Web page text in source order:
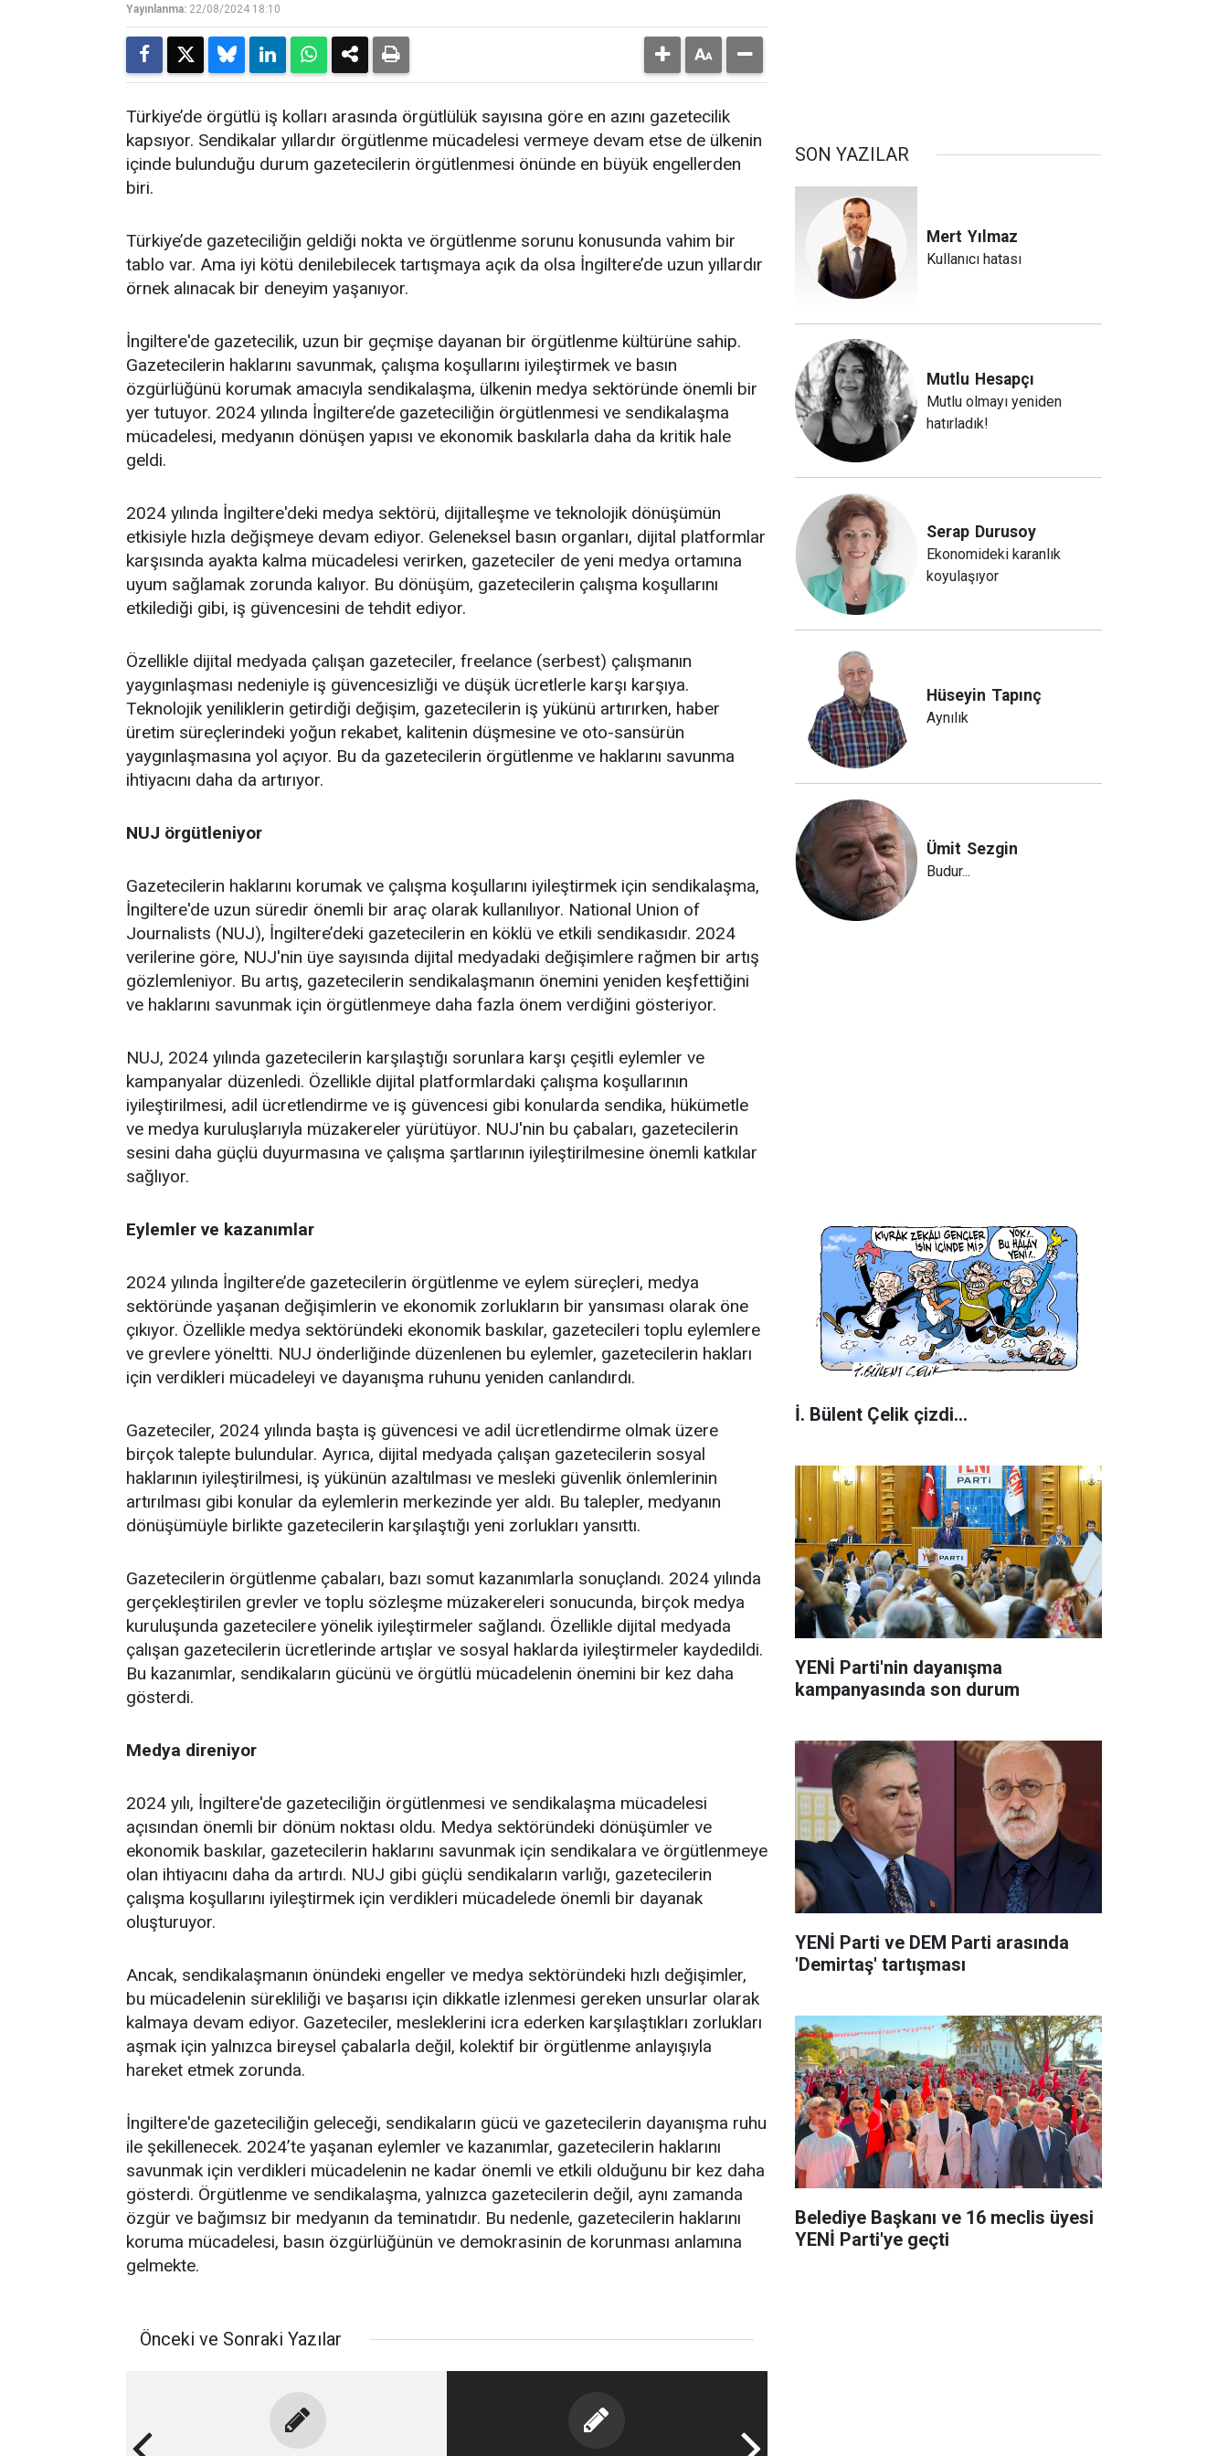
Yayınlanma: 22/08/2024 18:10
Türkiye’de örgütlü iş kolları arasında örgütlülük sayısına göre en azını gazetecilik
kapsıyor. Sendikalar yıllardır örgütlenme mücadelesi vermeye devam etse de ülkenin
içinde bulunduğu durum gazetecilerin örgütlenmesi önünde en büyük engellerden
biri.
Türkiye’de gazeteciliğin geldiği nokta ve örgütlenme sorunu konusunda vahim bir
tablo var. Ama iyi kötü denilebilecek tartışmaya açık da olsa İngiltere’de uzun yıllardır
örnek alınacak bir deneyim yaşanıyor.
İngiltere'de gazetecilik, uzun bir geçmişe dayanan bir örgütlenme kültürüne sahip.
Gazetecilerin haklarını savunmak, çalışma koşullarını iyileştirmek ve basın
özgürlüğünü korumak amacıyla sendikalaşma, ülkenin medya sektöründe önemli bir
yer tutuyor. 2024 yılında İngiltere’de gazeteciliğin örgütlenmesi ve sendikalaşma
mücadelesi, medyanın dönüşen yapısı ve ekonomik baskılarla daha da kritik hale
geldi.
2024 yılında İngiltere'deki medya sektörü, dijitalleşme ve teknolojik dönüşümün
etkisiyle hızla değişmeye devam ediyor. Geleneksel basın organları, dijital platformlar
karşısında ayakta kalma mücadelesi verirken, gazeteciler de yeni medya ortamına
uyum sağlamak zorunda kalıyor. Bu dönüşüm, gazetecilerin çalışma koşullarını
etkilediği gibi, iş güvencesini de tehdit ediyor.
Özellikle dijital medyada çalışan gazeteciler, freelance (serbest) çalışmanın
yaygınlaşması nedeniyle iş güvencesizliği ve düşük ücretlerle karşı karşıya.
Teknolojik yeniliklerin getirdiği değişim, gazetecilerin iş yükünü artırırken, haber
üretim süreçlerindeki yoğun rekabet, kalitenin düşmesine ve oto-sansürün
yaygınlaşmasına yol açıyor. Bu da gazetecilerin örgütlenme ve haklarını savunma
ihtiyacını daha da artırıyor.
NUJ örgütleniyor
Gazetecilerin haklarını korumak ve çalışma koşullarını iyileştirmek için sendikalaşma,
İngiltere'de uzun süredir önemli bir araç olarak kullanılıyor. National Union of
Journalists (NUJ), İngiltere’deki gazetecilerin en köklü ve etkili sendikasıdır. 2024
verilerine göre, NUJ'nin üye sayısında dijital medyadaki değişimlere rağmen bir artış
gözlemleniyor. Bu artış, gazetecilerin sendikalaşmanın önemini yeniden keşfettiğini
ve haklarını savunmak için örgütlenmeye daha fazla önem verdiğini gösteriyor.
NUJ, 2024 yılında gazetecilerin karşılaştığı sorunlara karşı çeşitli eylemler ve
kampanyalar düzenledi. Özellikle dijital platformlardaki çalışma koşullarının
iyileştirilmesi, adil ücretlendirme ve iş güvencesi gibi konularda sendika, hükümetle
ve medya kuruluşlarıyla müzakereler yürütüyor. NUJ'nin bu çabaları, gazetecilerin
sesini daha güçlü duyurmasına ve çalışma şartlarının iyileştirilmesine önemli katkılar
sağlıyor.
Eylemler ve kazanımlar
2024 yılında İngiltere’de gazetecilerin örgütlenme ve eylem süreçleri, medya
sektöründe yaşanan değişimlerin ve ekonomik zorlukların bir yansıması olarak öne
çıkıyor. Özellikle medya sektöründeki ekonomik baskılar, gazetecileri toplu eylemlere
ve grevlere yöneltti. NUJ önderliğinde düzenlenen bu eylemler, gazetecilerin hakları
için verdikleri mücadeleyi ve dayanışma ruhunu yeniden canlandırdı.
Gazeteciler, 2024 yılında başta iş güvencesi ve adil ücretlendirme olmak üzere
birçok talepte bulundular. Ayrıca, dijital medyada çalışan gazetecilerin sosyal
haklarının iyileştirilmesi, iş yükünün azaltılması ve mesleki güvenlik önlemlerinin
artırılması gibi konular da eylemlerin merkezinde yer aldı. Bu talepler, medyanın
dönüşümüyle birlikte gazetecilerin karşılaştığı yeni zorlukları yansıttı.
Gazetecilerin örgütlenme çabaları, bazı somut kazanımlarla sonuçlandı. 2024 yılında
gerçekleştirilen grevler ve toplu sözleşme müzakereleri sonucunda, birçok medya
kuruluşunda gazetecilere yönelik iyileştirmeler sağlandı. Özellikle dijital medyada
çalışan gazetecilerin ücretlerinde artışlar ve sosyal haklarda iyileştirmeler kaydedildi.
Bu kazanımlar, sendikaların gücünü ve örgütlü mücadelenin önemini bir kez daha
gösterdi.
Medya direniyor
2024 yılı, İngiltere'de gazeteciliğin örgütlenmesi ve sendikalaşma mücadelesi
açısından önemli bir dönüm noktası oldu. Medya sektöründeki dönüşümler ve
ekonomik baskılar, gazetecilerin haklarını savunmak için sendikalara ve örgütlenmeye
olan ihtiyacını daha da artırdı. NUJ gibi güçlü sendikaların varlığı, gazetecilerin
çalışma koşullarını iyileştirmek için verdikleri mücadelede önemli bir dayanak
oluşturuyor.
Ancak, sendikalaşmanın önündeki engeller ve medya sektöründeki hızlı değişimler,
bu mücadelenin sürekliliği ve başarısı için dikkatle izlenmesi gereken unsurlar olarak
kalmaya devam ediyor. Gazeteciler, mesleklerini icra ederken karşılaştıkları zorlukları
aşmak için yalnızca bireysel çabalarla değil, kolektif bir örgütlenme anlayışıyla
hareket etmek zorunda.
İngiltere'de gazeteciliğin geleceği, sendikaların gücü ve gazetecilerin dayanışma ruhu
ile şekillenecek. 2024’te yaşanan eylemler ve kazanımlar, gazetecilerin haklarını
savunmak için verdikleri mücadelenin ne kadar önemli ve etkili olduğunu bir kez daha
gösterdi. Örgütlenme ve sendikalaşma, yalnızca gazetecilerin değil, aynı zamanda
özgür ve bağımsız bir medyanın da teminatıdır. Bu nedenle, gazetecilerin haklarını
koruma mücadelesi, basın özgürlüğünün ve demokrasinin de korunması anlamına
gelmekte.
Önceki ve Sonraki Yazılar
SON YAZILAR
Mert Yılmaz
Kullanıcı hatası
Mutlu Hesapçı
Mutlu olmayı yeniden
hatırladık!
Serap Durusoy
Ekonomideki karanlık
koyulaşıyor
Hüseyin Tapınç
Aynılık
Ümit Sezgin
Budur...
İ. Bülent Çelik çizdi...
YENİ Parti'nin dayanışma
kampanyasında son durum
YENİ Parti ve DEM Parti arasında
'Demirtaş' tartışması
Belediye Başkanı ve 16 meclis üyesi
YENİ Parti'ye geçti